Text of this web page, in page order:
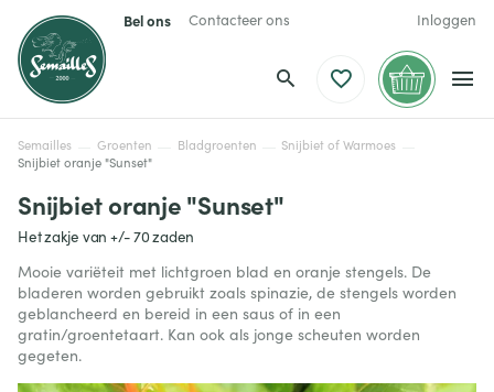
Bel ons Contacteer ons Inloggen
Semailles Groenten Bladgroenten
Snijbiet of Warmoes
Snijbiet oranje "Sunset"
Snijbiet oranje "Sunset"
Het zakje van +/- 70 zaden
Mooie variëteit met lichtgroen blad en oranje stengels. De
bladeren worden gebruikt zoals spinazie, de stengels worden
geblancheerd en bereid in een saus of in een
gratin/groentetaart. Kan ook als jonge scheuten worden
gegeten.